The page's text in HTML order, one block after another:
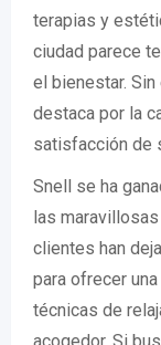
terapias y
ciudad parece
el bienestar. Sin
destaca por la
satisfacción de
Snell se ha
las
clientes han
para ofrecer
técnicas de